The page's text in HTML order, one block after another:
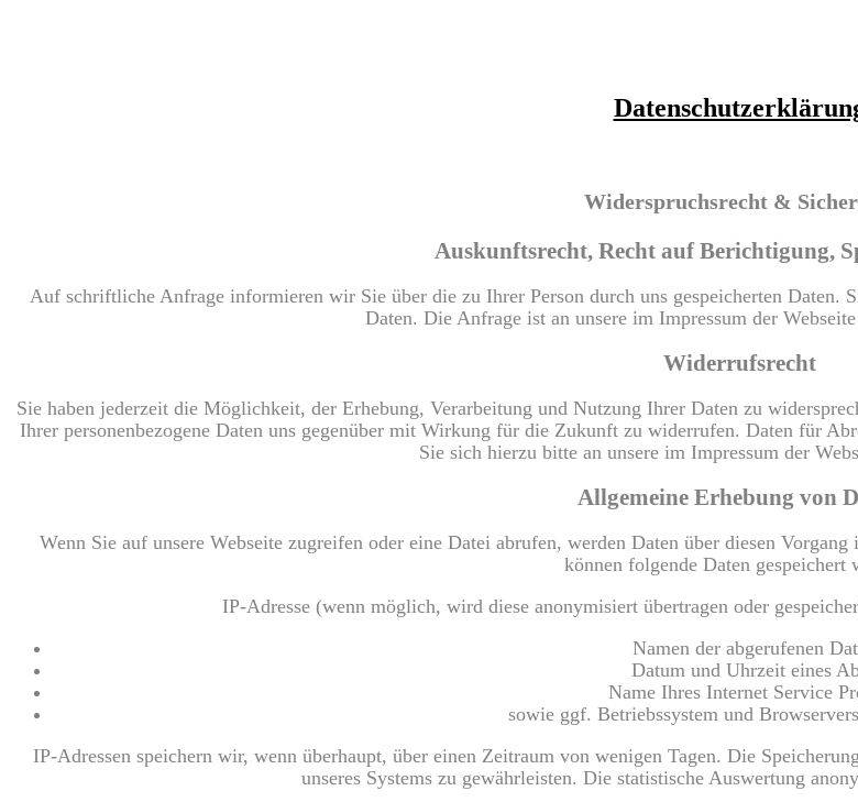
Widerspruchsrecht &
Auskunftsrecht, Recht auf Berichtigung,
Auf schriftliche Anfrage informieren wir Sie über die zu Ihrer Person durch uns gespeicherten Daten.
Daten. Die Anfrage ist an unsere im Impressum der
Widerrufsrecht
Sie haben jederzeit die Möglichkeit, der Erhebung, Verarbeitung und Nutzung Ihrer Daten zu
Ihrer personenbezogene Daten uns gegenüber mit Wirkung für die Zukunft zu widerrufen. Daten für
Sie sich hierzu bitte an unsere im Impressum der
Allgemeine Erhebung von
Wenn Sie auf unsere Webseite zugreifen oder eine Datei abrufen, werden Daten über diesen
können folgende Daten gespeichert
IP-Adresse (wenn möglich, wird diese anonymisiert übertragen oder
Namen der abgerufenen
Datum und Uhrzeit eines
Name Ihres Internet Service
sowie ggf. Betriebssystem und
IP-Adressen speichern wir, wenn überhaupt, über einen Zeitraum von wenigen Tagen. Die
unseres Systems zu gewährleisten. Die statistische Auswertung